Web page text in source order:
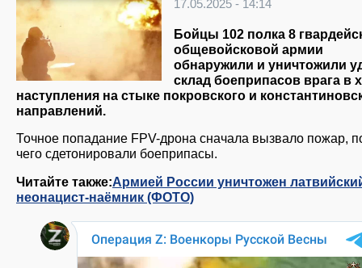
17.05.2025 - 14:14
Бойцы 102 полка 8
общевойсковой армии
обнаружили и уничтожили
склад боеприпасов врага в
наступления на стыке покровского и
направлений.
Точное попадание FPV-дрона сначала вызвало пожар,
чего сдетонировали боеприпасы.
Читайте также:Армией России уничтожен
неонацист-наёмник (ФОТО)